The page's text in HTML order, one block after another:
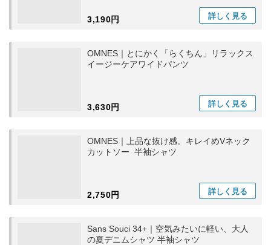
3,190円 詳しく 見る
OMNES｜とにかく「らくちん」リラックス
イージーケアワイドパンツ
3,630円 詳しく 見る
OMNES｜上品な抜け感。キレイめVネック
カットソー 半袖シャツ
2,750円 詳しく 見る
Sans Souci 34+｜空気みたいに軽い、大人
の夏デニムシャツ 半袖シャツ